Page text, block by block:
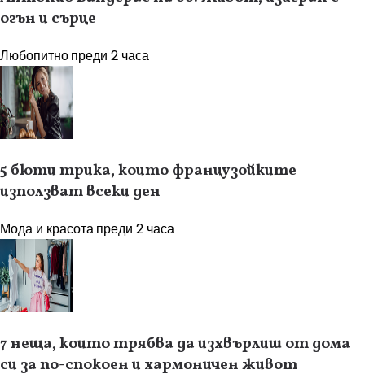
огън и сърце
Любопитнопреди 2 часа
5 бюти трика, които французойките
използват всеки ден
Мода и красотапреди 2 часа
7 неща, които трябва да изхвърлиш от дома
си за по-спокоен и хармоничен живот